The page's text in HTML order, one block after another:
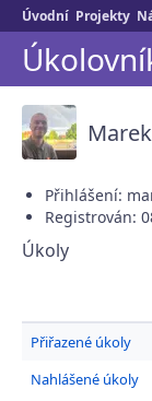
Úvodní Projekty
Přihlášení:
Registrován:
Úkoly
Přiřazené úkoly
Nahlášené úkoly